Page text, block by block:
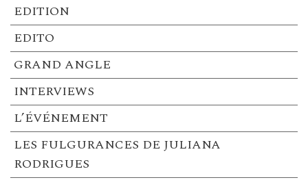
EDITION
EDITO
GRAND ANGLE
INTERVIEWS
L’ÉVÉNEMENT
LES FULGURANCES DE JULIANA
RODRIGUES